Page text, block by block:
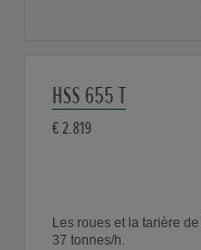
HSS 655 T
€ 2.819
Les roues et la tarière
37 tonnes/h.